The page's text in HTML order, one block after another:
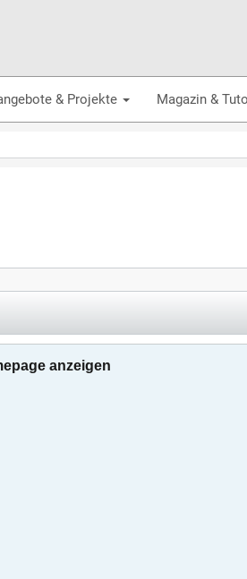
& Projekte Magazin &
anzeigen